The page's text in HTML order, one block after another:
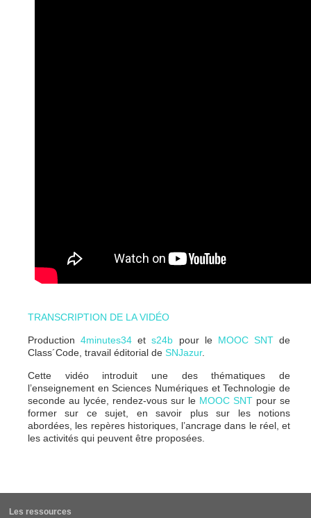
TRANSCRIPTION DE LA VIDÉO
Production4minutes34 ets24b pour le MOOC SNTde
Class´Code, travail éditorial de SNJazur.
Cette vidéo introduit une des thématiques de
l’enseignement en Sciences Numériques et Technologie de
seconde au lycée, rendez-vous sur le MOOC SNT pour se
former sur ce sujet, en savoir plus sur les notions
abordées, les repères historiques, l’ancrage dans le réel, et
les activités qui peuvent être proposées.
Les ressources